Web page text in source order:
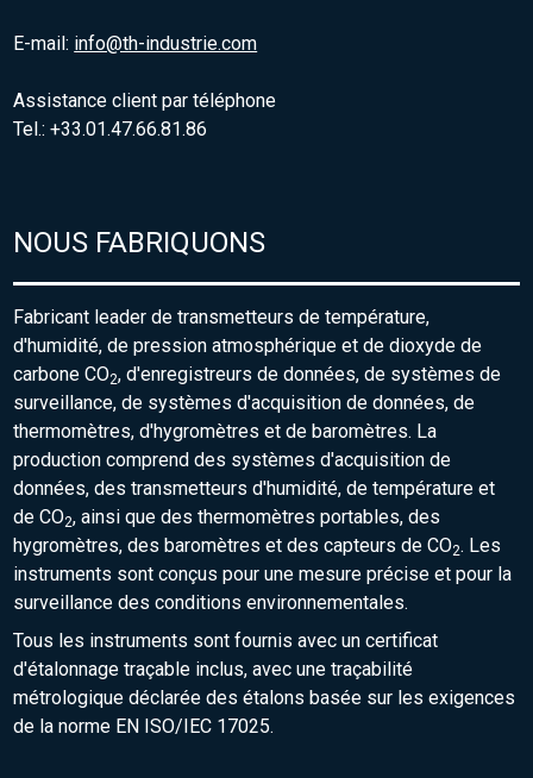
E-mail: info@th-industrie.com
Assistance client par téléphone
Tel.: +33.01.47.66.81.86
NOUS FABRIQUONS
Fabricant leader de transmetteurs de température,
d'humidité, de pression atmosphérique et de dioxyde de
carbone CO2, d'enregistreurs de données, de systèmes de
surveillance, de systèmes d'acquisition de données, de
thermomètres, d'hygromètres et de baromètres. La
production comprend des systèmes d'acquisition de
données, des transmetteurs d'humidité, de température et
de CO2, ainsi que des thermomètres portables, des
hygromètres, des baromètres et des capteurs de CO2. Les
instruments sont conçus pour une mesure précise et pour la
surveillance des conditions environnementales.
Tous les instruments sont fournis avec un certificat
d'étalonnage traçable inclus, avec une traçabilité
métrologique déclarée des étalons basée sur les exigences
de la norme EN ISO/IEC 17025.